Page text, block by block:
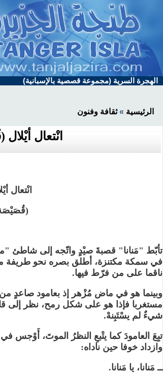
الهجرة السرية (مجموعة قصصية بالإسبانية)
الرئيسية »ثقافة وفنون
انْتعال
انْتعال
تأبّط "مَنانا" قصبةَ صيْدٍ واتّجه إلى شاطئ
في سمكة مكتنزة، أطلق بصره نحو طريفة
ناقما على من فرّط فيها.
وبينما هو في ماض مُزْهر إذ بعامود صاعدٍ من
مستغربا فإذا هو على شكل رمح، نظر إلى
شيءٌ لم يسْتَبِنهْ.
تبِعَ العامودَ كما يتْبعِ النظرُ الموتَ، أَوْجس
وازداد خوفا حين ناداه:
ــ مَنانا، يا مَنانا.